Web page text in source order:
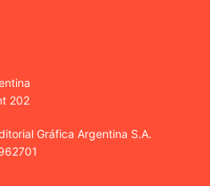
202
Gráfica Argentina S.A.